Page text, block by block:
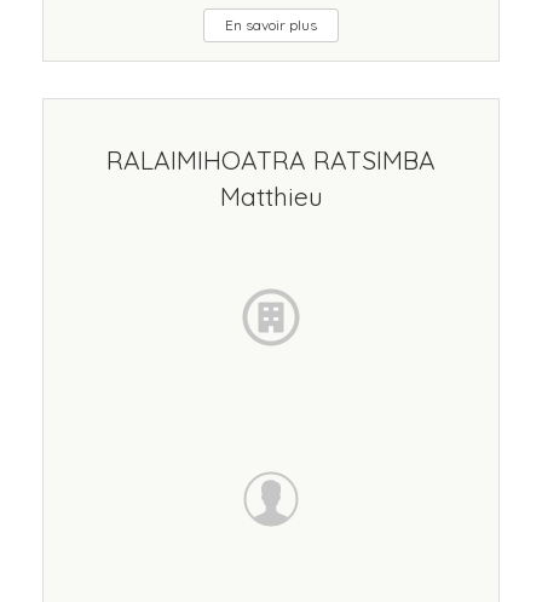
En savoir plus
RALAIMIHOATRA RATSIMBA
Matthieu